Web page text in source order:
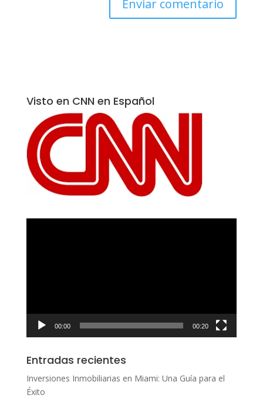
Visto en CNN en Español
00:00 00:20
Entradas recientes
Inversiones Inmobiliarias en Miami: Una Guía para el
Éxito